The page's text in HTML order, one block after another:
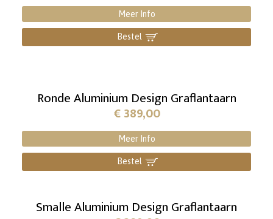
Meer Info
Bestel ]
Ronde Aluminium Design Graflantaarn
€389,00
Meer Info
Bestel ]
Smalle Aluminium Design Graflantaarn